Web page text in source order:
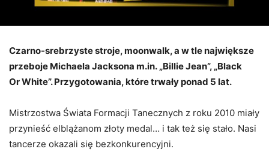
Czarno-srebrzyste stroje, moonwalk, a w tle największe
przeboje Michaela Jacksona m.in. „Billie Jean”, „Black
Or White”. Przygotowania, które trwały ponad 5 lat.
Mistrzostwa Świata Formacji Tanecznych z roku 2010 miały
przynieść elblążanom złoty medal… i tak też się stało. Nasi
tancerze okazali się bezkonkurencyjni.